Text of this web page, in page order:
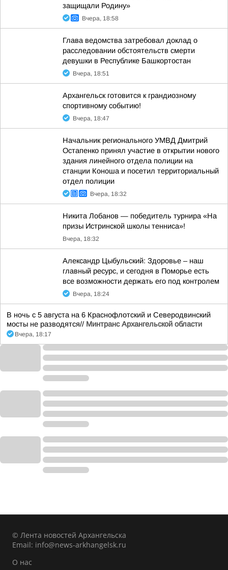
защищали Родину»
Вчера, 18:58
Глава ведомства затребовал доклад о
расследовании обстоятельств смерти
девушки в Республике Башкортостан
Вчера, 18:51
Архангельск готовится к грандиозному
спортивному событию!
Вчера, 18:47
Начальник регионального УМВД Дмитрий
Остапенко принял участие в открытии нового
здания линейного отдела полиции на
станции Коноша и посетил территориальный
отдел полиции
Вчера, 18:32
Никита Лобанов — победитель турнира «На
призы Истринской школы тенниса»!
Вчера, 18:32
Александр Цыбульский: Здоровье – наш
главный ресурс, и сегодня в Поморье есть
все возможности держать его под контролем
Вчера, 18:24
В ночь с 5 августа на 6 Краснофлотский и Северодвинский
мосты не разводятся// Минтранс Архангельской области
Вчера, 18:17
© Лента новостей Архангельска
Email: info@news-arkhangelsk.ru
О нас